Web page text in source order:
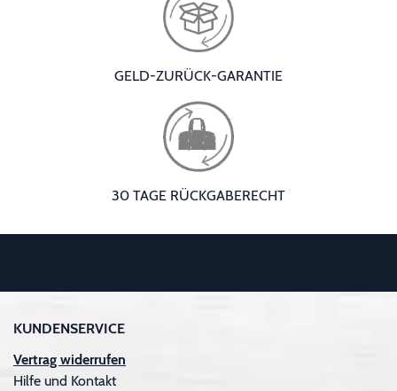
GELD-ZURÜCK-GARANTIE
30 TAGE RÜCKGABERECHT
KUNDENSERVICE
Vertrag widerrufen
Hilfe und Kontakt